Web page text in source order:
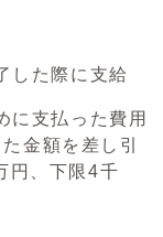
した際に支給
支払った費用
金額を差し引
円、下限4千